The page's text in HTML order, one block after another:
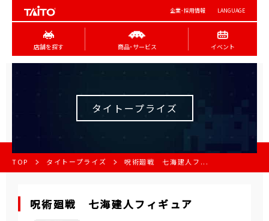
企業･採用情報 LANGUAGE
店舗を探す 商品･サービス イベント
タイトープライズ
TOP タイトープライズ 呪術廻戦 七海建人フ...
呪術廻戦 七海建人フィギュア